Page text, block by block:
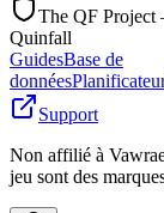
The QF Project
Quinfall
GuidesBase de
données
Support
Non affilié à
jeu sont des